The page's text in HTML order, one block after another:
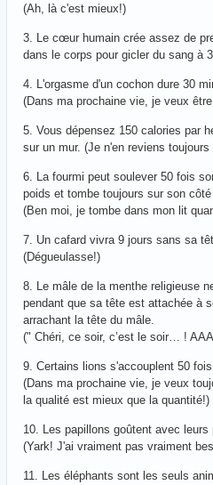
(Ah, là c'est mieux!)
3. Le cœur humain crée assez de
dans le corps pour gicler du sang à
4. L'orgasme d'un cochon dure 30
(Dans ma prochaine vie, je veux
5. Vous dépensez 150 calories par
sur un mur. (Je n'en reviens
6. La fourmi peut soulever 50 fois
poids et tombe toujours sur son
(Ben moi, je tombe dans mon lit
7. Un cafard vivra 9 jours sans sa
(Dégueulasse!)
8. Le mâle de la menthe religieuse
pendant que sa tête est attachée à
arrachant la tête du mâle.
(" Chéri, ce soir, c’est le soir… !
9. Certains lions s'accouplent 50 fois
(Dans ma prochaine vie, je veux
la qualité est mieux que la quantité!)
10. Les papillons goûtent avec leurs
(Yark! J'ai vraiment pas vraiment
11. Les éléphants sont les seuls